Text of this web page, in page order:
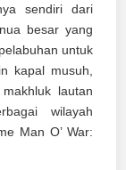
sendiri dari
besar yang
untuk
kapal musuh,
lautan
wilayah
Man O’ War: